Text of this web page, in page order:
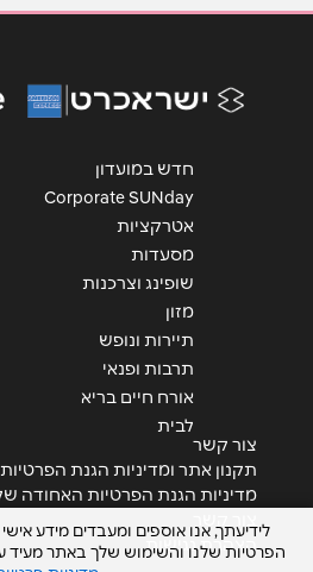
אנא חזרו אלי בקשר ל...
חדש במועדון
Corporate SUNday
אטרקציות
מסעדות
שופינג וצרכנות
מזון
תיירות ונופש
תרבות ופנאי
אורח חיים בריא
לבית
צור קשר
תקנון אתר ומדיניות הגנת הפרטיות
מדיניות הגנת הפרטיות האחודה
הצהרת נגישות
לידיעתך, אנו אוספים ומעבדים מידע
הפרטיות שלנו והשימוש שלך באתר מעיד